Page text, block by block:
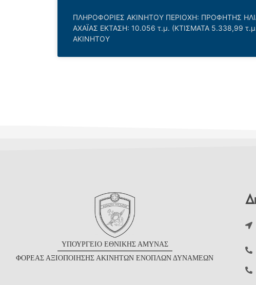
ΠΛΗΡΟΦΟΡΙΕΣ ΑΚΙΝΗΤΟΥ ΠΕΡΙΟΧΗ: ΠΡΟΦΗΤΗΣ
ΑΧΑΪΑΣ ΕΚΤΑΣΗ: 10.056 τ.μ. (ΚΤΙΣΜΑΤΑ 5.338,99
ΑΚΙΝΗΤΟΥ
ΥΠΟΥΡΓΕΙΟ ΕΘΝΙΚΗΣΑΜΥΝΑΣ
ΦΟΡΕΑΣΑΞΙΟΠΟΙΗΣΗΣΑΚΙΝΗΤΩΝΕΝΟΠΛΩΝΔΥΝΑΜΕΩΝ